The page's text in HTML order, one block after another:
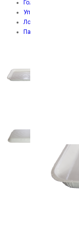
Головна
Упакування
Лотки з паперу
Паперовий